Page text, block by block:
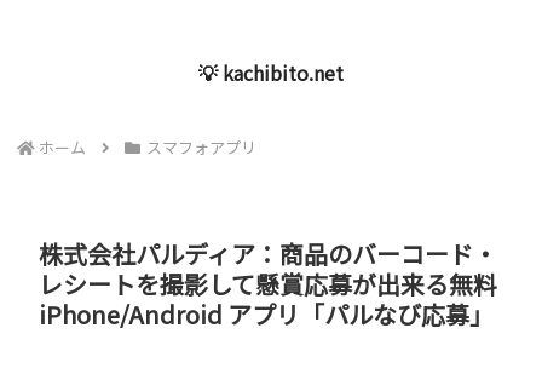
💡 kachibito.net
ホーム スマフォアプリ
株式会社パルディア：商品のバーコード・
レシートを撮影して懸賞応募が出来る無料
iPhone/Android アプリ「パルなび応募」